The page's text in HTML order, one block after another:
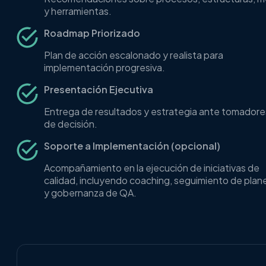
y herramientas.
Roadmap Priorizado
Plan de acción escalonado y realista para
implementación progresiva.
Presentación Ejecutiva
Entrega de resultados y estrategia ante
de decisión.
Soporte a Implementación (opcional)
Acompañamiento en la ejecución de iniciativas de
calidad, incluyendo coaching, seguimiento de
y gobernanza de QA.